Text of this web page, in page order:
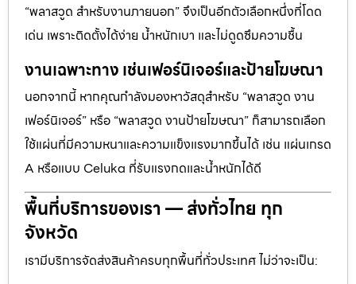
“พลาสวูด สำหรับงานภายนอก” จึงเป็นอีกตัวเลือกหนึ่งที่โดด
เด่น เพราะติดตั้งได้ง่าย น้ำหนักเบา และไม่ดูดซึมความชื้น
งานเฉพาะทาง เช่นเฟอร์นิเจอร์และป้ายโฆษณา
นอกจากนี้ หากคุณกำลังมองหาวัสดุสำหรับ “พลาสวูด งาน
เฟอร์นิเจอร์” หรือ “พลาสวูด งานป้ายโฆษณา” ก็สามารถเลือก
ใช้แผ่นที่มีความหนาและความแข็งแรงมากขึ้นได้ เช่น แผ่นเกรด
A หรือแบบ Celuka ที่รับแรงกดและน้ำหนักได้ดี
พื้นที่บริการของเรา — ส่งทั่วไทย ทุก
จังหวัด
เรามีบริการจัดส่งสินค้าครบทุกพื้นที่ทั่วประเทศ ไม่ว่าจะเป็น: